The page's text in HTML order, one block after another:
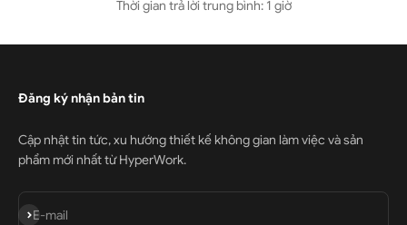
Thời gian trả lời trung bình: 1 giờ
Đăng ký nhận bản tin
Cập nhật tin tức, xu hướng thiết kế không gian làm việc và sản
phẩm mới nhất từ HyperWork.
E-mail
Đăng ký